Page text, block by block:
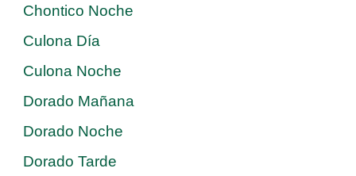
Chontico Noche
Culona Día
Culona Noche
Dorado Mañana
Dorado Noche
Dorado Tarde